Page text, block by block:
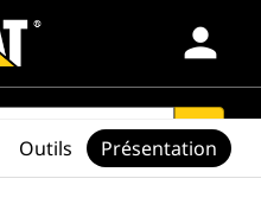
person
search
Outils Présentation